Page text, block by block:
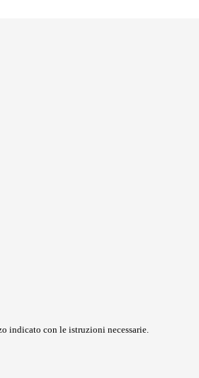
indicato con le istruzioni necessarie.